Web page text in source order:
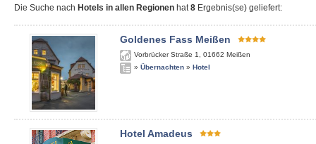
Die Suche nach Hotels in allen Regionen hat8 Ergebnis(se) geliefert:
Goldenes Fass Meißen
Vorbrücker Straße 1 01662 Meißen
» Übernachten » Hotel
Hotel Amadeus